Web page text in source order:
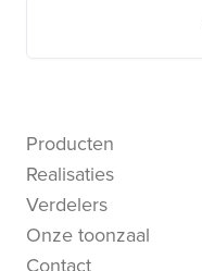
Producten
Realisaties
Verdelers
Onze toonzaal